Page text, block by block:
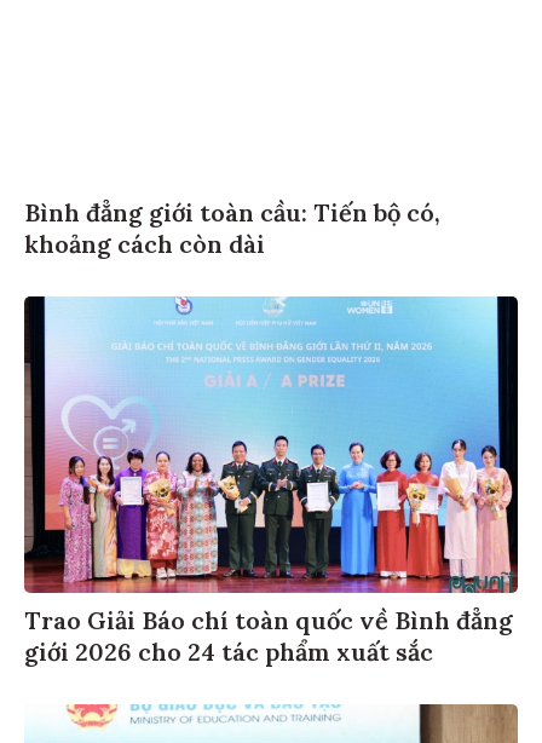
Bình đẳng giới toàn cầu: Tiến bộ có,
khoảng cách còn dài
Trao Giải Báo chí toàn quốc về Bình đẳng
giới 2026 cho 24 tác phẩm xuất sắc